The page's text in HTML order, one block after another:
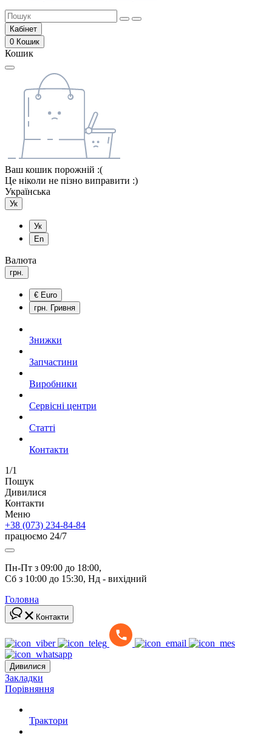
Кабінет
0 Кошик
Кошик
Ваш кошик порожній :(
Це ніколи не пізно виправити :)
Українська
Ук
Ук
En
Валюта
грн.
€ Euro
грн. Гривня
Знижки
Запчастини
Виробники
Сервісні центри
Статті
Контакти
1/1
Пошук
Дивилися
Контакти
Меню
+38 (073) 234-84-84
працюємо 24/7
Пн-Пт з 09:00 до 18:00,
Сб з 10:00 до 15:30, Нд - вихідний
Головна
Контакти
Дивилися
Закладки
Порівняння
Трактори